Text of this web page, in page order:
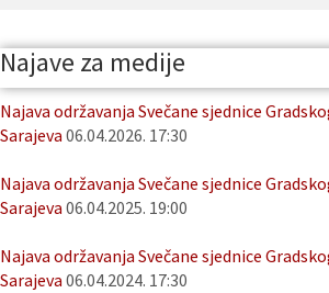
Najave za medije
Najava održavanja Svečane sjednice
Sarajeva 06.04.2026. 17:30
Najava održavanja Svečane sjednice
Sarajeva 06.04.2025. 19:00
Najava održavanja Svečane sjednice
Sarajeva 06.04.2024. 17:30